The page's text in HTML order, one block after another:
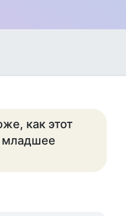
как этот
младшее